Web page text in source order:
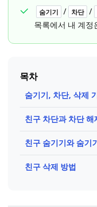
숨기기 / 차단 /
목록에서 내 계정
목차
숨기기, 차단, 삭제
친구 차단과 차단 해
친구 숨기기와 숨기
친구 삭제 방법